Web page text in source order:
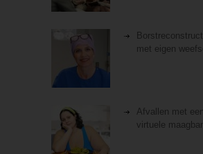
met eigen
Afvallen met een
virtuele